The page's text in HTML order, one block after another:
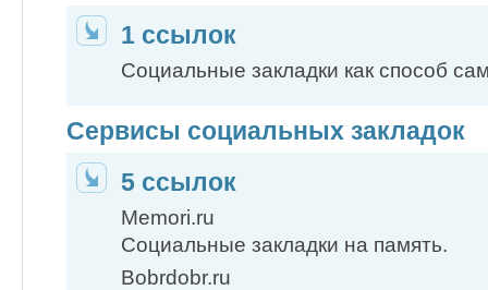
1 ссылок
Социальные закладки как способ
Сервисы социальных закладок
5 ссылок
Memori.ru
Социальные закладки на память.
Bobrdobr.ru